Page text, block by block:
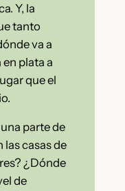
Y, la
tanto
va a
plata a
que el
parte de
casas de
¿Dónde
de